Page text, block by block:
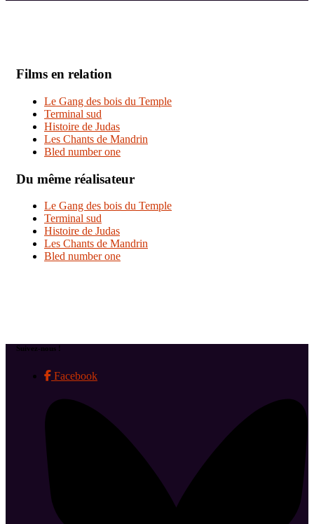
Films en relation
Le Gang des bois du Temple
Terminal sud
Histoire de Judas
Les Chants de Mandrin
Bled number one
Du même réalisateur
Le Gang des bois du Temple
Terminal sud
Histoire de Judas
Les Chants de Mandrin
Bled number one
Suivez-nous !
Facebook